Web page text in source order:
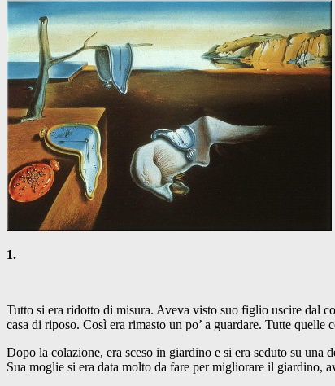
1.
Tutto si era ridotto di misura. Aveva visto suo figlio uscire dal
casa di riposo. Così era rimasto un po’ a guardare. Tutte quelle
Dopo la colazione, era sceso in giardino e si era seduto su una
Sua moglie si era data molto da fare per migliorare il giardino,